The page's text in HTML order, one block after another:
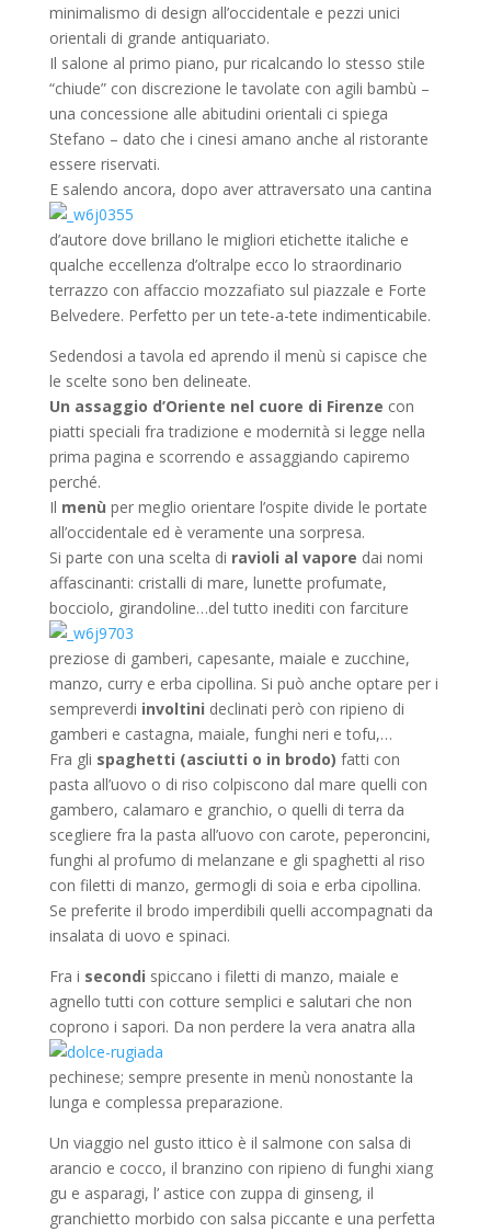
minimalismo di design all’occidentale e pezzi unici
orientali di grande antiquariato.
Il salone al primo piano, pur ricalcando lo stesso stile
“chiude” con discrezione le tavolate con agili bambù –
una concessione alle abitudini orientali ci spiega
Stefano – dato che i cinesi amano anche al ristorante
essere riservati.
E salendo ancora, dopo aver attraversato una cantina
d’autore dove brillano le migliori etichette italiche e
qualche eccellenza d’oltralpe ecco lo straordinario
terrazzo con affaccio mozzafiato sul piazzale e Forte
Belvedere. Perfetto per un tete-a-tete indimenticabile.
Sedendosi a tavola ed aprendo il menù si capisce che
le scelte sono ben delineate.
Un assaggio d’Oriente nel cuore di Firenze con
piatti speciali fra tradizione e modernità si legge nella
prima pagina e scorrendo e assaggiando capiremo
perché.
Il menù per meglio orientare l’ospite divide le portate
all’occidentale ed è veramente una sorpresa.
Si parte con una scelta di ravioli al vapore dai nomi
affascinanti: cristalli di mare, lunette profumate,
bocciolo, girandoline…del tutto inediti con farciture
preziose di gamberi, capesante, maiale e zucchine,
manzo, curry e erba cipollina. Si può anche optare per i
sempreverdi involtini declinati però con ripieno di
gamberi e castagna, maiale, funghi neri e tofu,…
Fra gli spaghetti (asciutti o in brodo) fatti con
pasta all’uovo o di riso colpiscono dal mare quelli con
gambero, calamaro e granchio, o quelli di terra da
scegliere fra la pasta all’uovo con carote, peperoncini,
funghi al profumo di melanzane e gli spaghetti al riso
con filetti di manzo, germogli di soia e erba cipollina.
Se preferite il brodo imperdibili quelli accompagnati da
insalata di uovo e spinaci.
Fra i secondi spiccano i filetti di manzo, maiale e
agnello tutti con cotture semplici e salutari che non
coprono i sapori. Da non perdere la vera anatra alla
pechinese; sempre presente in menù nonostante la
lunga e complessa preparazione.
Un viaggio nel gusto ittico è il salmone con salsa di
arancio e cocco, il branzino con ripieno di funghi xiang
gu e asparagi, l’ astice con zuppa di ginseng, il
granchietto morbido con salsa piccante e una perfetta